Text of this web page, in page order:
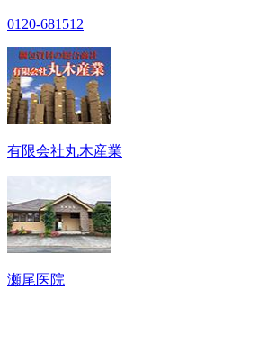
0120-681512
有限会社丸木産業
瀬尾医院